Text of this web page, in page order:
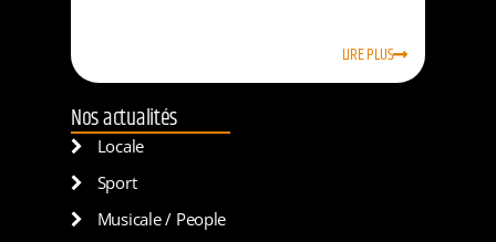
LIRE PLUS
Nos actualités
Locale
Sport
Musicale / People